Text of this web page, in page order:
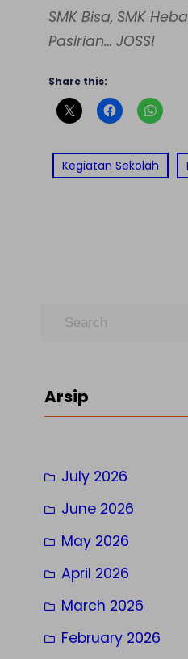
SMK Bisa, SMK
Pasirian… JOSS!
Share this:
Kegiatan Sekolah
c
Arsip
July 2026
June 2026
May 2026
April 2026
March 2026
February 2026